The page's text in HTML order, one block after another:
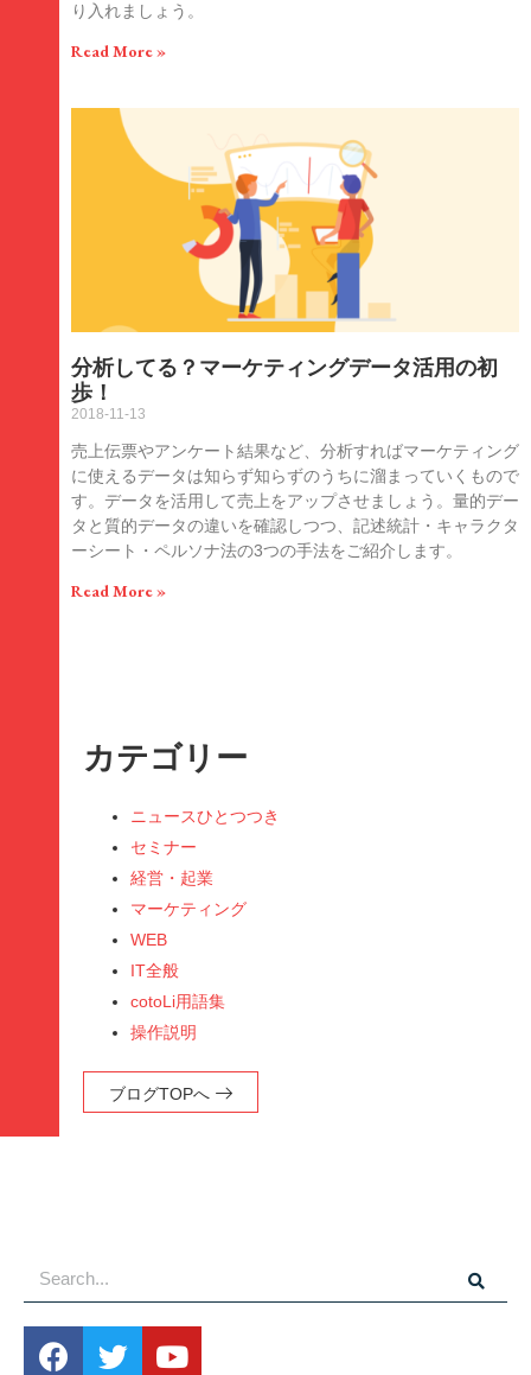
り入れましょう。
Read More »
分析してる？マーケティングデータ活用の初
歩！
2018-11-13
売上伝票やアンケート結果など、分析すればマーケティング
に使えるデータは知らず知らずのうちに溜まっていくもので
す。データを活用して売上をアップさせましょう。量的デー
タと質的データの違いを確認しつつ、記述統計・キャラクタ
ーシート・ペルソナ法の3つの手法をご紹介します。
Read More »
カテゴリー
ニュースひとつつき
セミナー
経営・起業
マーケティング
WEB
IT全般
cotoLi用語集
操作説明
ブログTOPへ